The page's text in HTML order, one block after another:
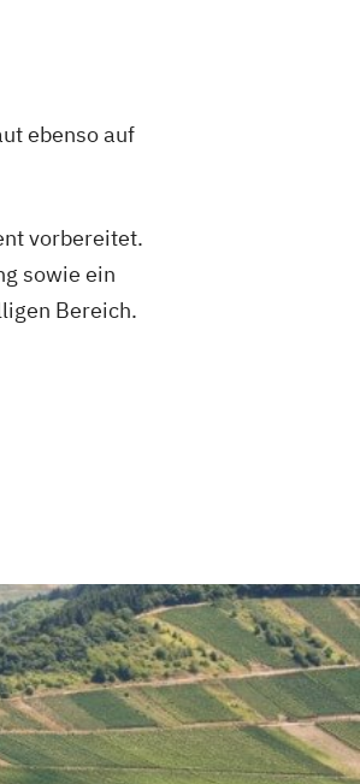
ebenso auf
vorbereitet.
sowie ein
Bereich.